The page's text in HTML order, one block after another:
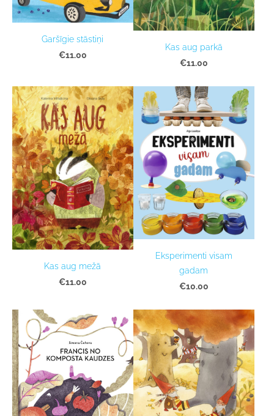
Garšīgie stāstiņi
€11.00
Kas aug parkā
€11.00
Kas aug mežā
€11.00
Eksperimenti visam
gadam
€10.00